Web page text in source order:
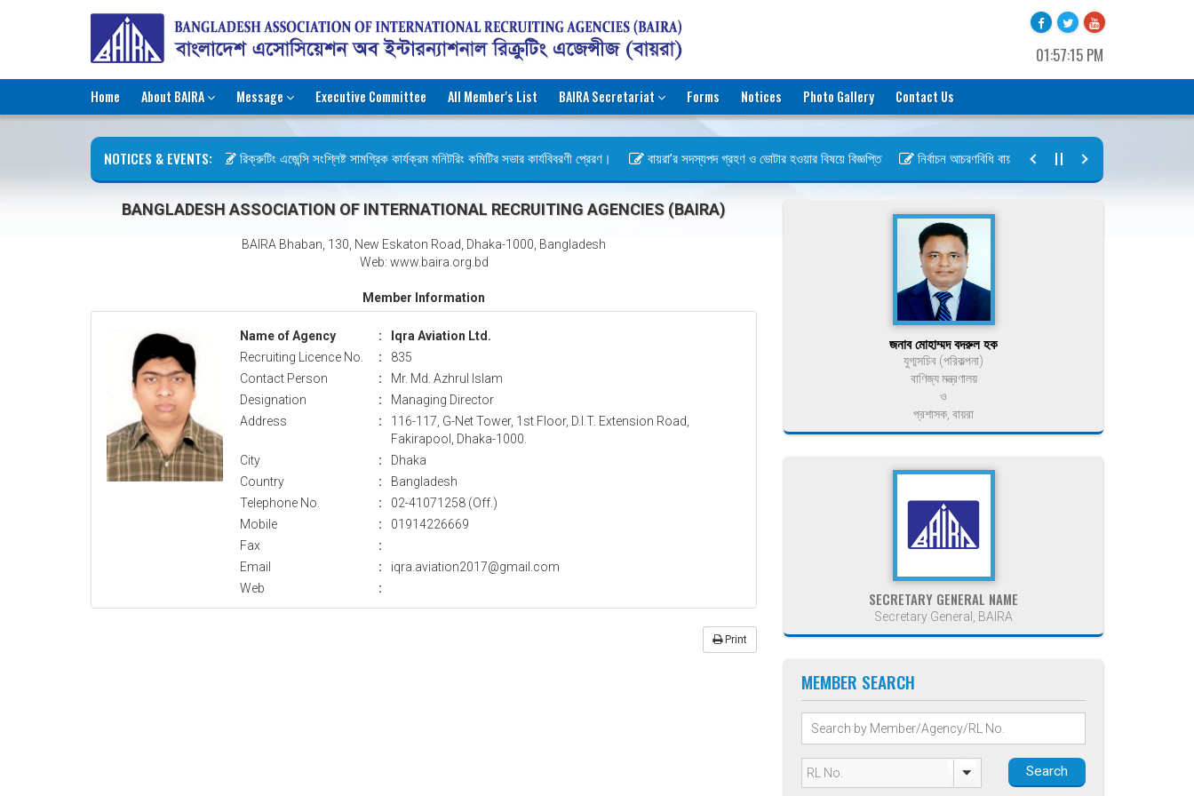
01:57:15 PM
Home About BAIRA Message Executive Committee All Member's List BAIRA Secretariat Forms Notices Photo Gallery Contact Us
NOTICES & EVENTS: রিক্রুটিং এজেন্সি সংশ্লিষ্ট সামগ্রিক কার্যক্রম মনিটরিং কমিটির সভার কার্যবিবরণী প্রেরণ। বায়রা’র সদস্যপদ গ্রহণ ও ভোটার হওয়ার বিষয়ে বিজ্ঞপ্তি নির্বাচন আচরণবিধি বায়রা ২০২৬-২০২৮
BANGLADESH ASSOCIATION OF INTERNATIONAL RECRUITING AGENCIES (BAIRA)
BAIRA Bhaban, 130, New Eskaton Road, Dhaka-1000, Bangladesh
Web: www.baira.org.bd
Member Information
Name of Agency :
Iqra Aviation Ltd.
Recruiting Licence No.
:
835
Contact Person
:
Mr. Md. Azhrul Islam
Designation
:
Managing Director
Address
:
116-117, G-Net Tower, 1st Floor, D.I.T. Extension Road,
Fakirapool, Dhaka-1000.
City
:
Dhaka
Country
:
Bangladesh
Telephone No.
:
02-41071258 (Off.)
Mobile
:
01914226669
Fax
:
Email
:
iqra.aviation2017@gmail.com
Web
:
Print
জনাব মোহাম্মদ বদরুল হক
যুগ্মসচিব (পরিকল্পনা)
বাণিজ্য মন্ত্রণালয়
ও
প্রশাসক, বায়রা
SECRETARY GENERAL NAME
Secretary General, BAIRA
MEMBER SEARCH
Search